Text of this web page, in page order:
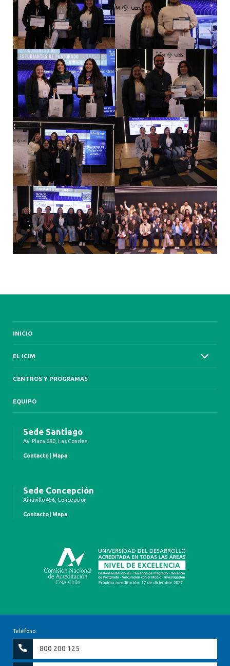
INICIO
EL ICIM
CENTROS Y PROGRAMAS
EQUIPO
Sede Santiago
Av. Plaza 680, Las Condes
Contacto Mapa
Sede Concepción
Ainavillo 456, Concepción
Contacto Mapa
Teléfono:
800 200 125